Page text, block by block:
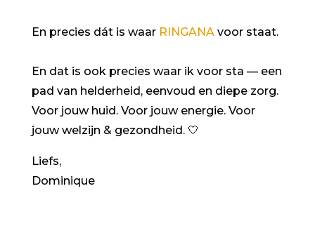
En precies dát is waar RINGANAvoor staat.
En dat is ook precies waar ik voor sta — een
pad van helderheid, eenvoud en diepe zorg.
Voor jouw huid. Voor jouw energie. Voor
jouw welzijn & gezondheid. 🤍
Liefs,
Dominique